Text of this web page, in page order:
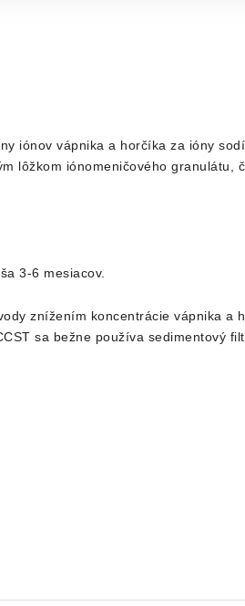
iónov vápnika a horčíka za ióny
lôžkom iónomeničového granulátu,
3-6 mesiacov.
znížením koncentrácie vápnika a
sa bežne používa sedimentový